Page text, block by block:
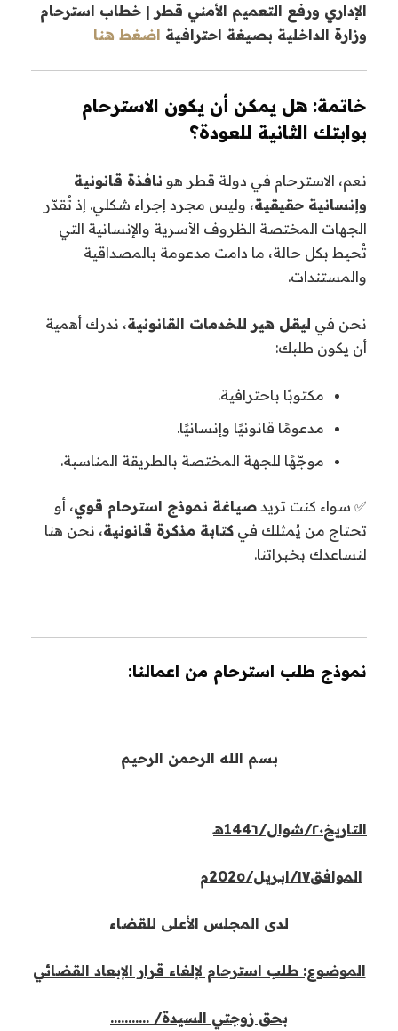
الإداري ورفع التعميم الأمني قطر | خطاب استرحام
وزارة الداخلية بصيغة احترافية اضغط هنا
خاتمة: هل يمكن أن يكون الاسترحام
بوابتك الثانية للعودة؟
نعم، الاسترحام في دولة قطر هو نافذة قانونية
وإنسانية حقيقية، وليس مجرد إجراء شكلي. إذ تُقدّر
الجهات المختصة الظروف الأسرية والإنسانية التي
تُحيط بكل حالة، ما دامت مدعومة بالمصداقية
والمستندات.
نحن في ليقل هير للخدمات القانونية، ندرك أهمية
أن يكون طلبك:
مكتوبًا باحترافية.
مدعومًا قانونيًا وإنسانيًا.
موجّهًا للجهة المختصة بالطريقة المناسبة.
✅ سواء كنت تريد صياغة نموذج استرحام قوي، أو
تحتاج من يُمثلك في كتابة مذكرة قانونية، نحن هنا
لنساعدك بخبراتنا.
نموذج طلب استرحام من اعمالنا:
بسم الله الرحمن الرحيم
التاريخ٢٠/شوال/144٦هـ
الموافق١٧/ابــريل/202٥م
لدى المجلس الأعلى للقضاء
الموضوع: طلب استرحام لإلغاء قرار الإبعاد القضائي
بحق زوجتي السيدة/ ………..